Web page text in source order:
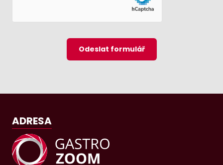
Odeslat formulář
ADRESA